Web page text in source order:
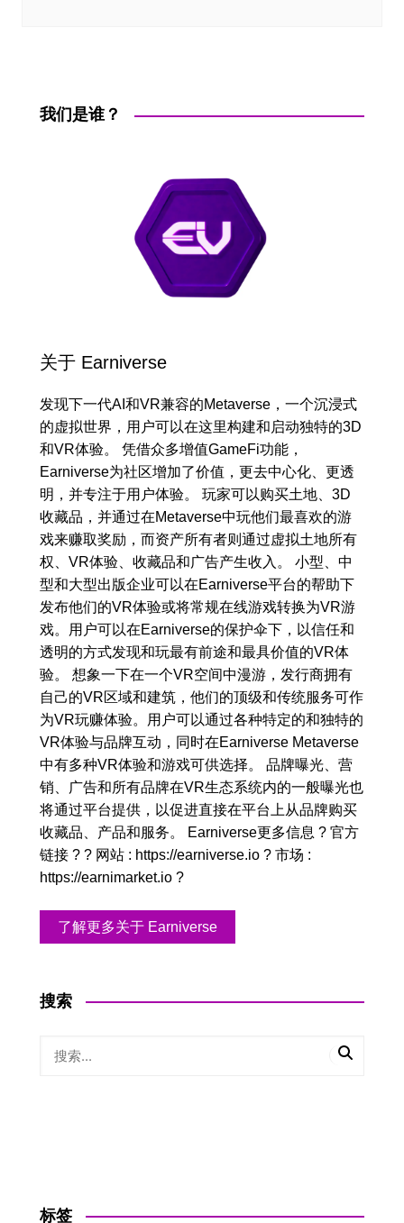
我们是谁？
关于 Earniverse
发现下一代AI和VR兼容的Metaverse，一个沉浸式
的虚拟世界，用户可以在这里构建和启动独特的3D
和VR体验。 凭借众多增值GameFi功能，
Earniverse为社区增加了价值，更去中心化、更透
明，并专注于用户体验。 玩家可以购买土地、3D
收藏品，并通过在Metaverse中玩他们最喜欢的游
戏来赚取奖励，而资产所有者则通过虚拟土地所有
权、VR体验、收藏品和广告产生收入。 小型、中
型和大型出版企业可以在Earniverse平台的帮助下
发布他们的VR体验或将常规在线游戏转换为VR游
戏。用户可以在Earniverse的保护伞下，以信任和
透明的方式发现和玩最有前途和最具价值的VR体
验。 想象一下在一个VR空间中漫游，发行商拥有
自己的VR区域和建筑，他们的顶级和传统服务可作
为VR玩赚体验。用户可以通过各种特定的和独特的
VR体验与品牌互动，同时在Earniverse Metaverse
中有多种VR体验和游戏可供选择。 品牌曝光、营
销、广告和所有品牌在VR生态系统内的一般曝光也
将通过平台提供，以促进直接在平台上从品牌购买
收藏品、产品和服务。 Earniverse更多信息 ? 官方
链接 ? ? 网站 : https://earniverse.io ? 市场 :
https://earnimarket.io ?
了解更多关于 Earniverse
搜索
标签